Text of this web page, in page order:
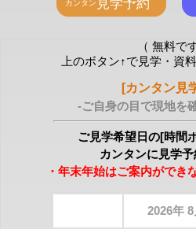
（ 無料で
上のボタン↑で見学・資
[カンタン見
-ご自身の目で現地を
ご見学希望日の[時間
カンタンに見学
・年末年始はご案内ができ
2026年 8